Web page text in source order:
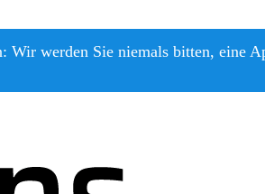
werden Sie niemals bitten, eine